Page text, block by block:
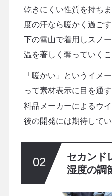
乾きにくい性質を持ち
度の汗なら暖かく過ご
下の雪山で着用しスノ
温を著しく奪っていくこ
「暖かい」というイメ
って素材表示に目を通
料品メーカーによるウ
後の開発には期待してい
セカンド
湿度の調